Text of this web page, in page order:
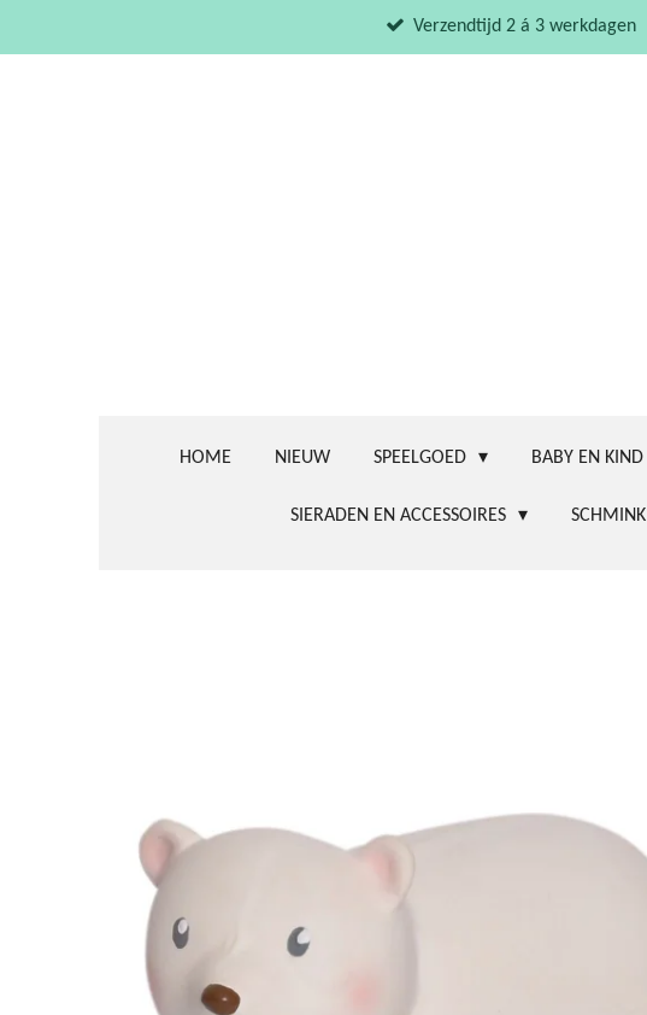
direct
Verzendtijd 2 á 3 werkdagen
HOME NIEUW SPEELGOED BABY EN KIND
SIERADEN EN ACCESSOIRES SCHMINK